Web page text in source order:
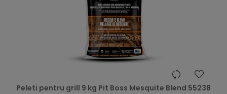
Peleti pentru grill 9 kg Pit Boss Mesquite Blend 55238